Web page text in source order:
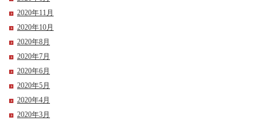
2020年11月
2020年10月
2020年8月
2020年7月
2020年6月
2020年5月
2020年4月
2020年3月